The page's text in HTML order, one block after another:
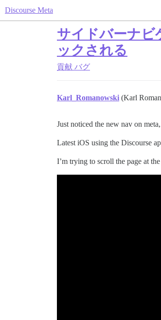
Discourse Meta
サイドバーナビ
ックされる
貢献 バグ
Karl_Romanowski (Karl
Just noticed the new nav on
Latest iOS using the Discourse
I’m trying to scroll the page at